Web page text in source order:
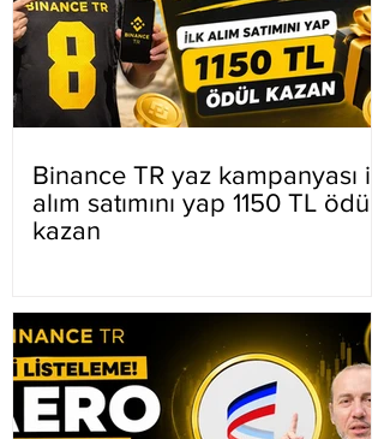
Binance TR yaz kampanyası ilk
alım satımını yap 1150 TL ödül
kazan